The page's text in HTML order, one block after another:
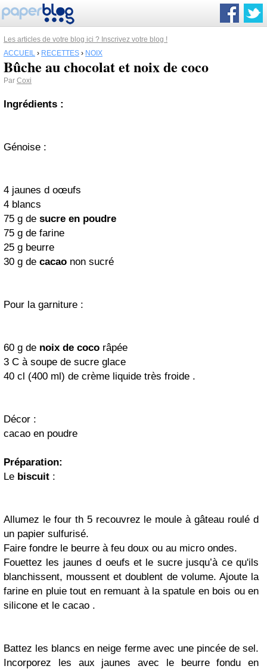
Les articles de votre blog ici ? Inscrivez votre blog !
ACCUEIL › RECETTES › NOIX
Bûche au chocolat et noix de coco
Par Coxi
Ingrédients :
Génoise :
4 jaunes d oœufs
4 blancs
75 g de sucre en poudre
75 g de farine
25 g beurre
30 g de cacao non sucré
Pour la garniture :
60 g de noix de coco râpée
3 C à soupe de sucre glace
40 cl (400 ml) de crème liquide très froide .
Décor :
cacao en poudre
Préparation:
Le biscuit :
Allumez le four th 5 recouvrez le moule à gâteau roulé d
un papier sulfurisé.
Faire fondre le beurre à feu doux ou au micro ondes.
Fouettez les jaunes d oeufs et le sucre jusqu’à ce qu'ils
blanchissent, moussent et doublent de volume. Ajoute la
farine en pluie tout en remuant à la spatule en bois ou en
silicone et le cacao .
Battez les blancs en neige ferme avec une pincée de sel.
Incorporez les aux jaunes avec le beurre fondu en